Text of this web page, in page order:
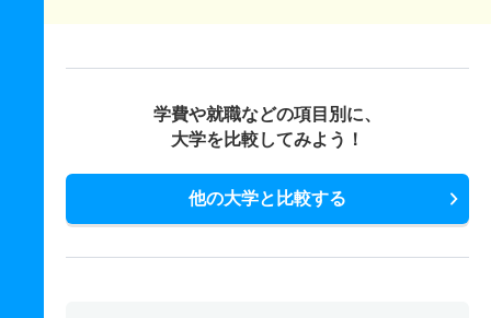
学費や就職などの項目別に、
大学を比較してみよう！
他の大学と比較する